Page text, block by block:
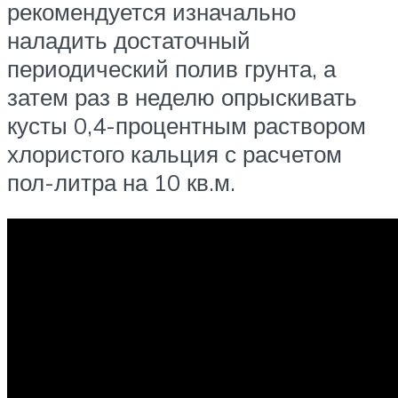
рекомендуется изначально
наладить достаточный
периодический полив грунта, а
затем раз в неделю опрыскивать
кусты 0,4-процентным раствором
хлористого кальция с расчетом
пол-литра на 10 кв.м.